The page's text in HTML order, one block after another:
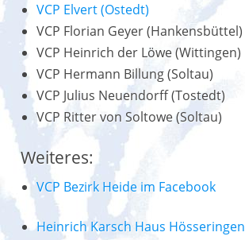
VCP Elvert (Ostedt)
VCP Florian Geyer (Hankensbüttel)
VCP Heinrich der Löwe (Wittingen)
VCP Hermann Billung (Soltau)
VCP Julius Neuendorff (Tostedt)
VCP Ritter von Soltowe (Soltau)
Weiteres:
VCP Bezirk Heide im Facebook
Heinrich Karsch Haus Hösseringen